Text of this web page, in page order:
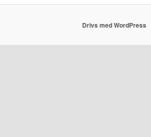
Drivs med WordPress